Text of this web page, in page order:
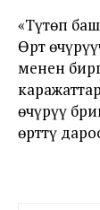
«Түтөп
Өрт
менен
өчүрүү
өрттү